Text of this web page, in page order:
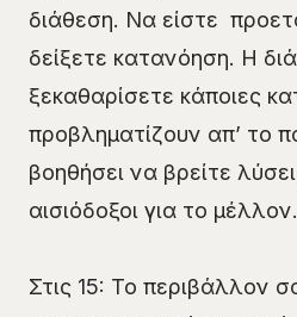
διάθεση. Να είστε
δείξετε κατανόηση. Η
ξεκαθαρίσετε κάποιες
προβληματίζουν απ’ το
βοηθήσει να βρείτε
αισιόδοξοι για το μέλλον.
Στις 15: Το περιβάλλον